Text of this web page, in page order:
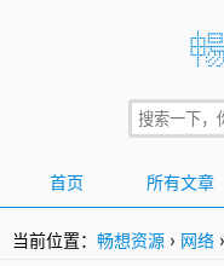
首页 所有文章
当前位置： 畅想资源 › 网络 ›